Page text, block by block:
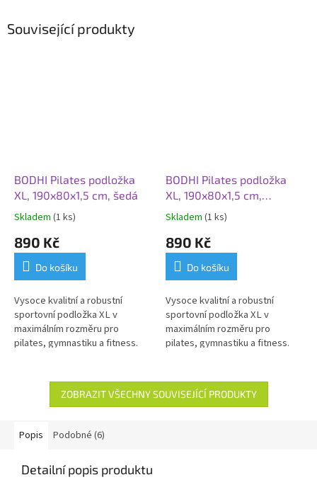
Související produkty
BODHI Pilates podložka
XL, 190x80x1,5 cm, šedá
Skladem (1 ks)
890 Kč
Do košíku
Vysoce kvalitní a robustní
sportovní podložka XL v
maximálním rozměru pro
pilates, gymnastiku a fitness.
Ideální pro každodenní použití.
BODHI Pilates podložka
XL, 190x80x1,5 cm,
červená
Skladem (1 ks)
890 Kč
Do košíku
Vysoce kvalitní a robustní
sportovní podložka XL v
maximálním rozměru pro
pilates, gymnastiku a fitness.
Ideální pro každodenní použití.
ZOBRAZIT VŠECHNY SOUVISEJÍCÍ PRODUKTY
Popis Podobné (6)
Detailní popis produktu